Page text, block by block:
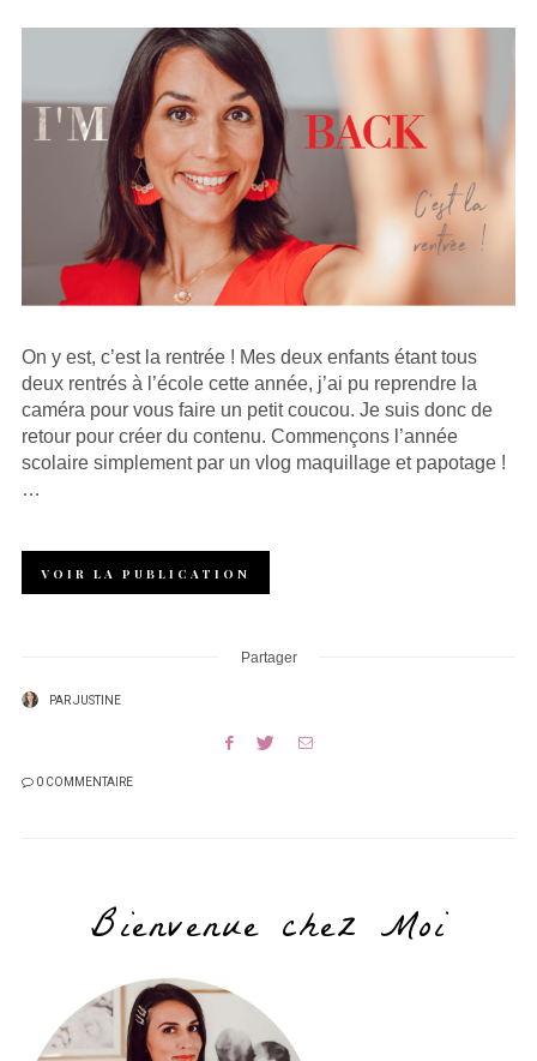
On y est, c’est la rentrée ! Mes deux enfants étant tous
deux rentrés à l’école cette année, j’ai pu reprendre la
caméra pour vous faire un petit coucou. Je suis donc de
retour pour créer du contenu. Commençons l’année
scolaire simplement par un vlog maquillage et papotage !
…
VOIR LA PUBLICATION
Partager
PARJUSTINE
0 COMMENTAIRE
Bienvenue chez Moi